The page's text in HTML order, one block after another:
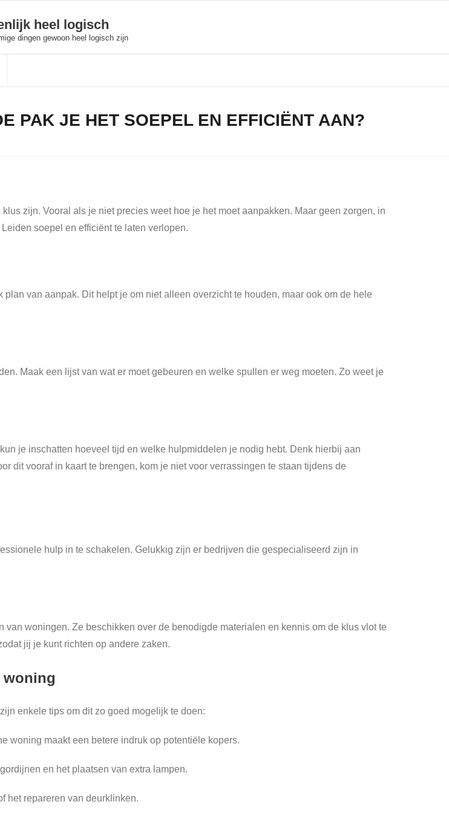
heel logisch
dingen gewoon heel logisch zijn
PAK JE HET SOEPEL EN EFFICIËNT AAN?
zijn. Vooral als je niet precies weet hoe je het moet aanpakken. Maar geen zorgen, in
soepel en efficiënt te laten verlopen.
van aanpak. Dit helpt je om niet alleen overzicht te houden, maar ook om de hele
Maak een lijst van wat er moet gebeuren en welke spullen er weg moeten. Zo weet je
je inschatten hoeveel tijd en welke hulpmiddelen je nodig hebt. Denk hierbij aan
dit vooraf in kaart te brengen, kom je niet voor verrassingen te staan tijdens de
hulp in te schakelen. Gelukkig zijn er bedrijven die gespecialiseerd zijn in
woningen. Ze beschikken over de benodigde materialen en kennis om de klus vlot te
jij je kunt richten op andere zaken.
woning
enkele tips om dit zo goed mogelijk te doen:
woning maakt een betere indruk op potentiële kopers.
en het plaatsen van extra lampen.
het repareren van deurklinken.